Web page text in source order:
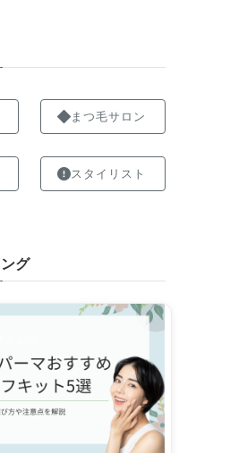
まつ毛サロン
スタイリスト
グ